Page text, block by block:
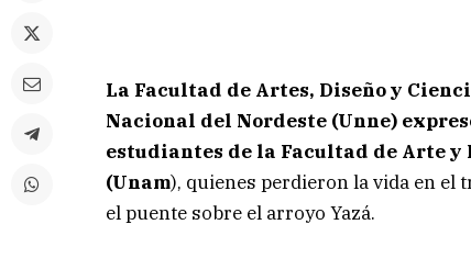
La Facultad de Artes, Diseño y
Nacional del Nordeste (Unne)
estudiantes de la Facultad de Arte
(Unam), quienes perdieron la vida en el
el puente sobre el arroyo Yazá.